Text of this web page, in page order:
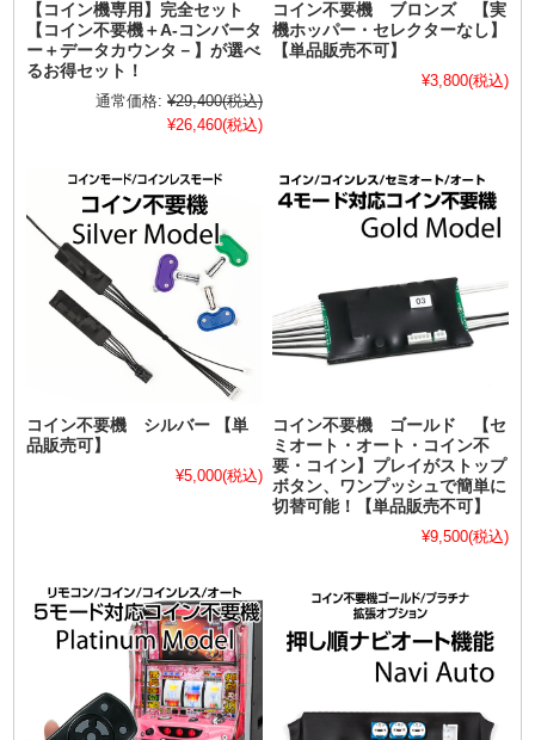
【コイン機専用】完全セット
【コイン不要機＋A-コンバータ
ー＋データカウンタ－】が選べ
るお得セット！
通常価格: ¥29,400(税込)
¥26,460(税込)
コイン不要機 ブロンズ 【実
機ホッパー・セレクターなし】
【単品販売不可】
¥3,800(税込)
コイン不要機 シルバー 【単
品販売可】
¥5,000(税込)
コイン不要機 ゴールド 【セ
ミオート・オート・コイン不
要・コイン】プレイがストップ
ボタン、ワンプッシュで簡単に
切替可能！【単品販売不可】
¥9,500(税込)